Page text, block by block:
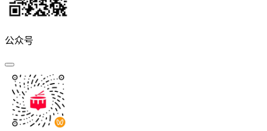
公众号